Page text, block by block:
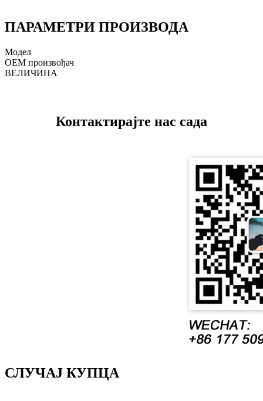
ПАРАМЕТРИ ПРОИЗВОДА
Модел
ОЕМ произвођач
ВЕЛИЧИНА
Контактирајте нас сада
СЛУЧАЈ КУПЦА